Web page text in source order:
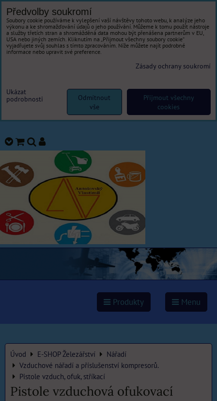
Produkty Menu
Úvod E-SHOP Železářství
Nářadí
Vzduchové nářadí a příslušenství kompresorů.
Pistole vzduch, ofuk, stříkací
Pistole vzduchová ofukovací
Předvolby soukromí
Soubory cookie používáme k vylepšení vaší návštěvy tohoto webu, k analýze jeho
výkonu a ke shromažďování údajů o jeho používání. Můžeme k tomu použít nástroje
a služby třetích stran a shromážděná data mohou být přenášena partnerům v EU,
USA nebo jiných zemích. Kliknutím na „Přijmout všechny soubory cookie“
vyjadřujete svůj souhlas s tímto zpracováním. Níže můžete najít podrobné
informace nebo upravit své preference.
Zásady ochrany soukromí
Ukázat
podrobnosti
Přijmout všechny
cookies
Odmítnout
vše